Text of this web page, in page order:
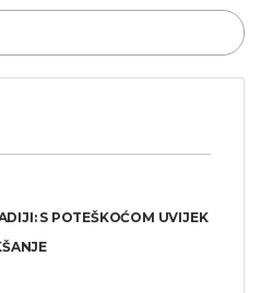
S POTEŠKOĆOM UVIJEK